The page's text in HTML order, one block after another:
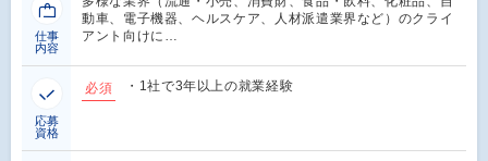
仕事
内容
動車、電子機器、ヘルスケア、人材派遣業界など）のクライ
アント向けに…
応募
資格
必須 ・1社で3年以上の就業経験